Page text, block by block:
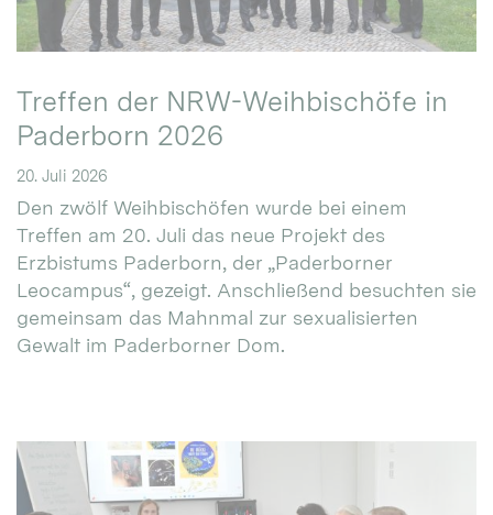
Treffen der NRW-Weihbischöfe in
Paderborn 2026
20. Juli 2026
Den zwölf Weihbischöfen wurde bei einem
Treffen am 20. Juli das neue Projekt des
Erzbistums Paderborn, der „Paderborner
Leocampus“, gezeigt. Anschließend besuchten sie
gemeinsam das Mahnmal zur sexualisierten
Gewalt im Paderborner Dom.